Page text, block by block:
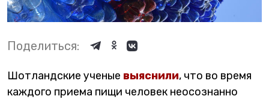
Поделиться:
Шотландские ученые выяснили, что во время
каждого приема пищи человек неосознанно